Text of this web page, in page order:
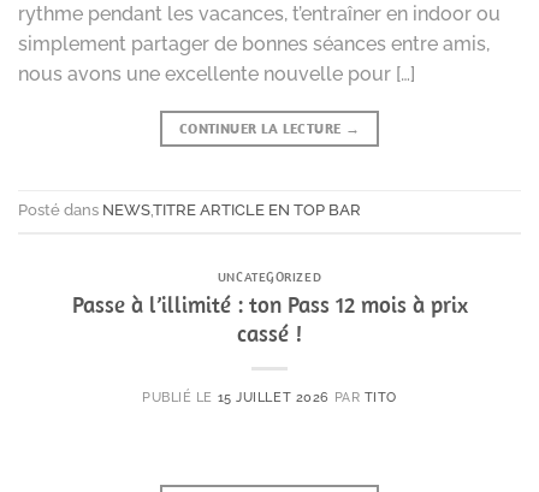
rythme pendant les vacances, t’entraîner en indoor ou
simplement partager de bonnes séances entre amis,
nous avons une excellente nouvelle pour […]
CONTINUER LA LECTURE →
Posté dans NEWSTITRE ARTICLE EN TOP BAR
UNCATEGORIZED
Passe à l’illimité : ton Pass 12 mois à prix
cassé !
PUBLIÉ LE 15 JUILLET 2026 PAR TITO